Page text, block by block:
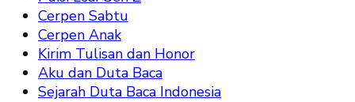
Cerpen Sabtu
Cerpen Anak
Kirim Tulisan dan Honor
Aku dan Duta Baca
Sejarah Duta Baca Indonesia